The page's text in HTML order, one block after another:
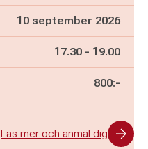
10 september 2026
Pågår mellan
17.30 - och
19.00
800:-
Läs mer och anmäl dig